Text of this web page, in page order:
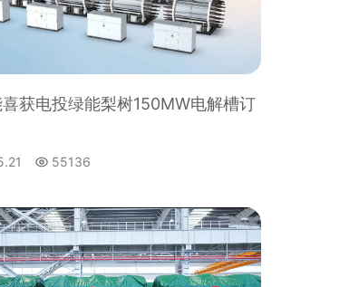
获电投绿能梨树150MW电解槽订
55136